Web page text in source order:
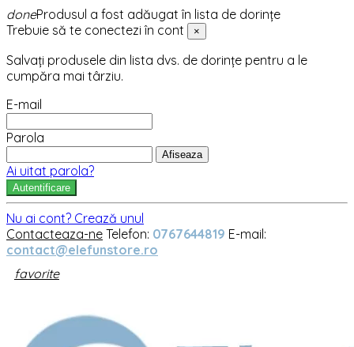
doneProdusul a fost adăugat în lista de dorințe
Trebuie să te conectezi în cont
×
Salvați produsele din lista dvs. de dorințe pentru a le
cumpăra mai târziu.
E-mail
Parola
Afiseaza
Ai uitat parola?
Autentificare
Nu ai cont? Crează unul
Contacteaza-ne Telefon: 0767644819 E-mail:
contact@elefunstore.ro
favorite